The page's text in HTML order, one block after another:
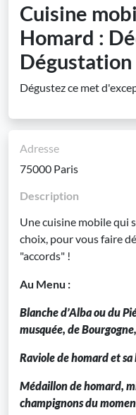
Cuisine
Homard :
Dégustation
Dégustez ce met
Adresse
75000 Paris
Description
Une cuisine mobile qui
choix, pour vous faire
"accords" !
Au Menu :
Blanche d’Alba ou du
musquée, de
Raviole de homard et
Médaillon de homard,
champignons du